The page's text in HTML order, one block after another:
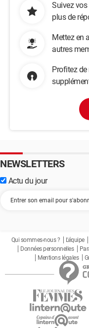
Suivez
plus de
Mettez en
autres
Profitez
NEWSLETTERS
Actu du jour
Qui sommes-nous ? L'équipe
Données personnelles
Mentions légales